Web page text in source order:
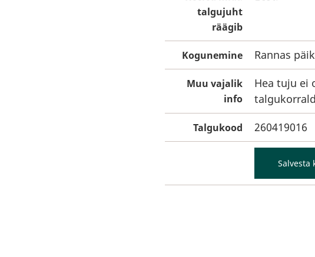
talgujuht
räägib
Kogunemine Rannas
Muu vajalik
info
Hea tuju ei
Talgukood 260419016
Salvesta